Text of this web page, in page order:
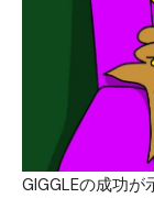
GIGGLEの成功